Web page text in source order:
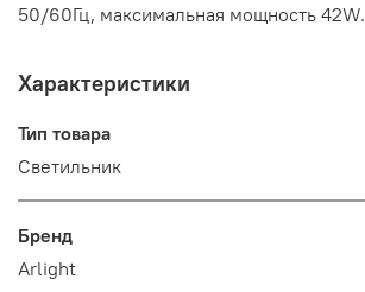
50/60Гц, максимальная мощность 42W.
Характеристики
Тип товара
Светильник
Бренд
Arlight